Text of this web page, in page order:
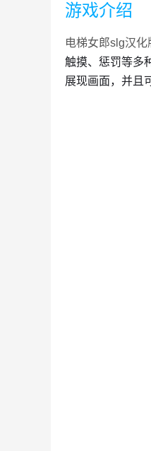
游戏介绍
电梯女郎slg汉化
触摸、惩罚等多
展现画面，并且